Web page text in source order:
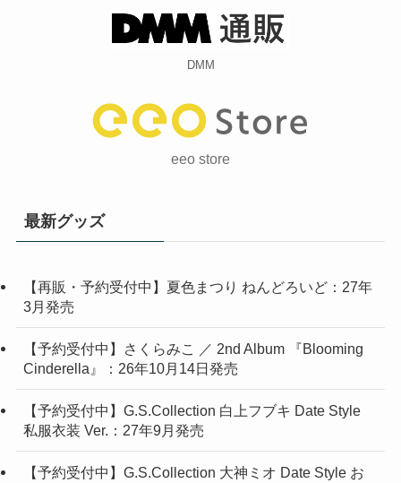
DMM
eeo store
最新グッズ
【再販・予約受付中】夏色まつり ねんどろいど：27年
3月発売
【予約受付中】さくらみこ ／ 2nd Album 『Blooming
Cinderella』：26年10月14日発売
【予約受付中】G.S.Collection 白上フブキ Date Style
私服衣装 Ver.：27年9月発売
【予約受付中】G.S.Collection 大神ミオ Date Style お